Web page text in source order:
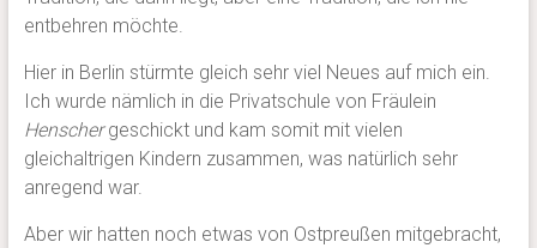
entbehren möchte.
Hier in Berlin stürmte gleich sehr viel Neues auf mich ein.
Ich wurde nämlich in die Privatschule von Fräulein
Henschergeschickt und kam somit mit vielen
gleichaltrigen Kindern zusammen, was natürlich sehr
anregend war.
Aber wir hatten noch etwas von Ostpreußen mitgebracht,